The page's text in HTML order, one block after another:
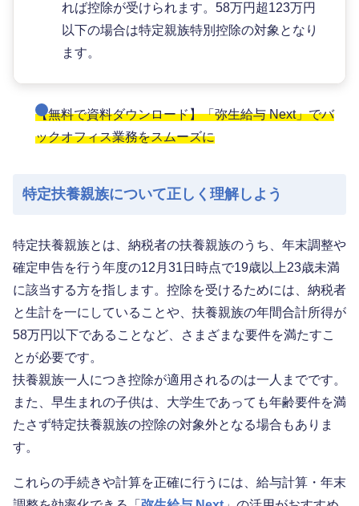
れば控除が受けられます。58万円超123万円
以下の場合は特定親族特別控除の対象となり
ます。
【無料で資料ダウンロード】「弥生給与 Next」でバ
ックオフィス業務をスムーズに
特定扶養親族について正しく理解しよう
特定扶養親族とは、納税者の扶養親族のうち、年末調整や
確定申告を行う年度の12月31日時点で19歳以上23歳未満
に該当する方を指します。控除を受けるためには、納税者
と生計を一にしていることや、扶養親族の年間合計所得が
58万円以下であることなど、さまざまな要件を満たすこ
とが必要です。
扶養親族一人につき控除が適用されるのは一人までです。
また、早生まれの子供は、大学生であっても年齢要件を満
たさず特定扶養親族の控除の対象外となる場合もありま
す。
これらの手続きや計算を正確に行うには、給与計算・年末